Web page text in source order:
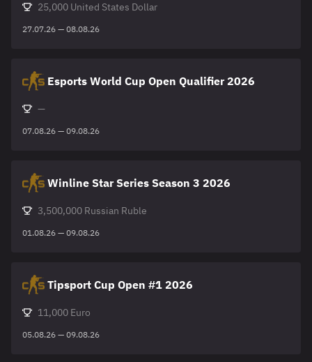
25,000 United States Dollar
27.07.26 — 08.08.26
Esports World Cup Open Qualifier 2026
—
07.08.26 — 09.08.26
Winline Star Series Season 3 2026
3,500,000 Russian Ruble
01.08.26 — 09.08.26
Tipsport Cup Open #1 2026
11,000 Euro
05.08.26 — 09.08.26